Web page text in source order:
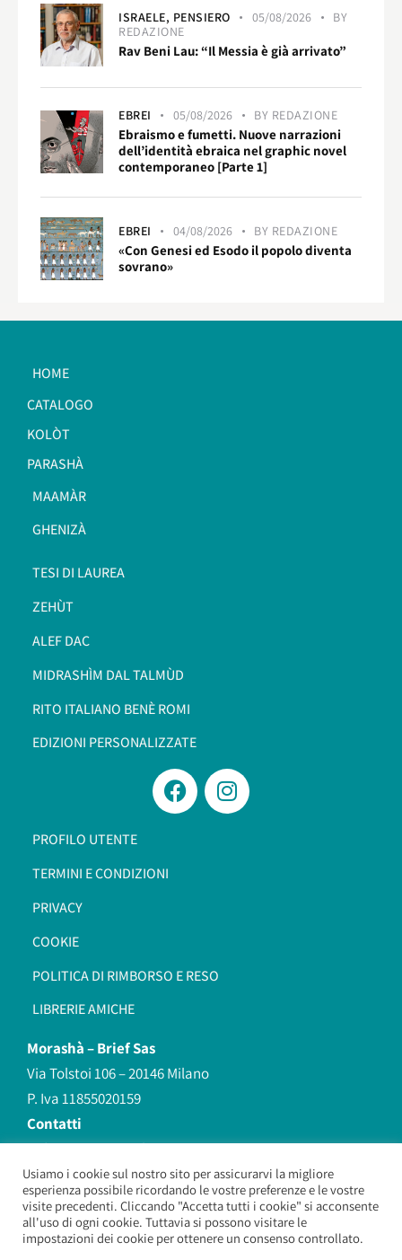
ISRAELE, PENSIERO 05/08/2026
BY
REDAZIONE
Rav Beni Lau: “Il Messia è già arrivato”
EBREI 05/08/2026 BY REDAZIONE
Ebraismo e fumetti. Nuove narrazioni
dell’identità ebraica nel graphic novel
contemporaneo [Parte 1]
EBREI 04/08/2026 BY REDAZIONE
«Con Genesi ed Esodo il popolo diventa
sovrano»
HOME
CATALOGO
KOLÒT
PARASHÀ
MAAMÀR
GHENIZÀ
TESI DI LAUREA
ZEHÙT
ALEF DAC
MIDRASHÌM DAL TALMÙD
RITO ITALIANO BENÈ ROMI​
EDIZIONI PERSONALIZZATE
PROFILO UTENTE
TERMINI E CONDIZIONI
PRIVACY
COOKIE
POLITICA DI RIMBORSO E RESO
LIBRERIE AMICHE
Morashà –Brief Sas
Via Tolstoi 106 – 20146 Milano
P. Iva 11855020159
Contatti
redazione@morasha.it
339 8596707
(anche Whatsapp)
Usiamo i cookie sul nostro sito per assicurarvi la migliore
esperienza possibile ricordando le vostre preferenze e le vostre
visite precedenti. Cliccando "Accetta tutti i cookie" si acconsente
all'uso di ogni cookie. Tuttavia si possono visitare le
impostazioni dei cookie per ottenere un consenso controllato.